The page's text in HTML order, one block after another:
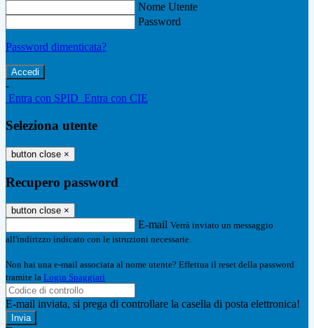
Nome Utente
Password
Password dimenticata?
-
Entra con SPID Entra con CIE
Seleziona utente
button close ×
Recupero password
button close ×
E-mail Verrà inviato un messaggio
all'indirizzo indicato con le istruzioni necessarie.
Non hai una e-mail associata al nome utente? Effettua il reset della password
tramite la Login Spaggiari
E-mail inviata, si prega di controllare la casella di posta elettronica!